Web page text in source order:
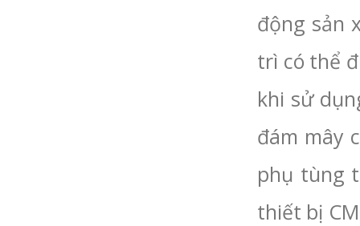
động sản
trì có thể
khi sử
đám mây
phụ tùng
thiết bị